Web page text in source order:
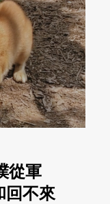
從軍
回不來